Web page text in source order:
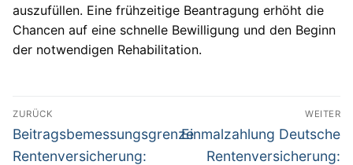
auszufüllen. Eine frühzeitige Beantragung erhöht die
Chancen auf eine schnelle Bewilligung und den Beginn
der notwendigen Rehabilitation.
Beitragsnavigation
ZURÜCK
Vorheriger
Beitrag:
Beitragsbemessungsgrenze
Rentenversicherung:
WEITER
Nächster
Beitrag:
Einmalzahlung Deutsche
Rentenversicherung: